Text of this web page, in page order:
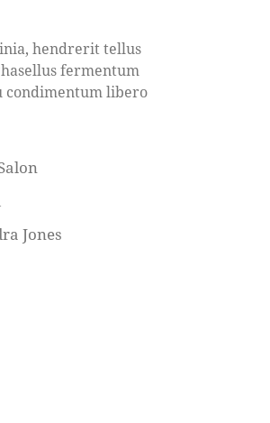
hendrerit tellus
fermentum
condimentum libero
Jones